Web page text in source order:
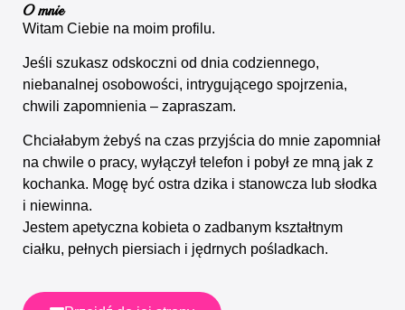
O mnie
Witam Ciebie na moim profilu.
Jeśli szukasz odskoczni od dnia codziennego,
niebanalnej osobowości, intrygującego spojrzenia,
chwili zapomnienia – zapraszam.
Chciałabym żebyś na czas przyjścia do mnie zapomniał
na chwile o pracy, wyłączył telefon i pobył ze mną jak z
kochanka. Mogę być ostra dzika i stanowcza lub słodka
i niewinna.
Jestem apetyczna kobieta o zadbanym kształtnym
ciałku, pełnych piersiach i jędrnych pośladkach.